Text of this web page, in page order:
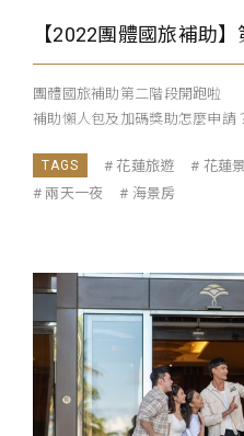
【2022團體國旅補助
團體國旅補助第二階段開跑啦
補助懶人包及加碼獎助怎麼申請
花蓮旅遊
花蓮
兩天一夜
海景房